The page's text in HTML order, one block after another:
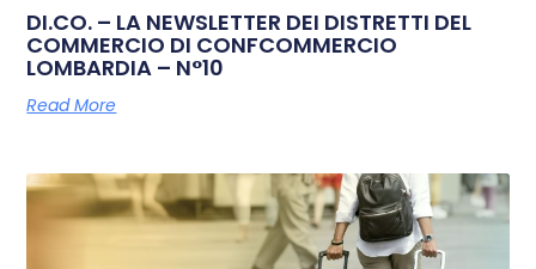
DI.CO. – LA NEWSLETTER DEI DISTRETTI DEL
COMMERCIO DI CONFCOMMERCIO
LOMBARDIA – N°10
Read More